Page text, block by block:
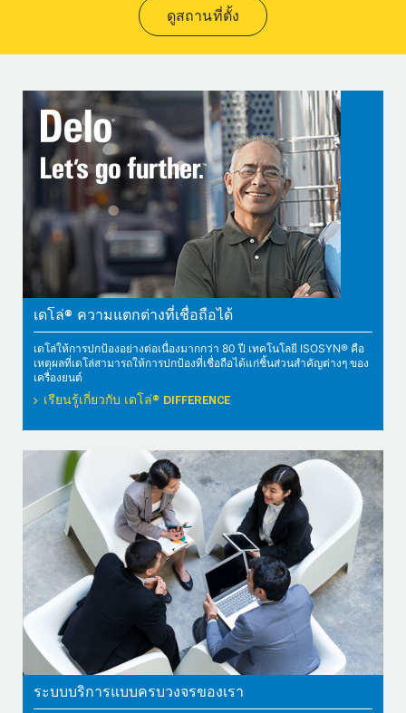
ดูสถานที่ตั้ง
เดโล่® ความแตกต่างที่เชื่อถือได้
เดโล่ให้การปกป้องอย่างต่อเนื่องมากกว่า 80 ปี เทคโนโลยี ISOSYN® คือ
เหตุผลที่เดโล่สามารถให้การปกป้องที่เชื่อถือได้แก่ชิ้นส่วนสำคัญต่างๆ ของ
เครื่องยนต์
เรียนรู้เกี่ยวกับ เดโล่® DIFFERENCE
ระบบบริการแบบครบวงจรของเรา